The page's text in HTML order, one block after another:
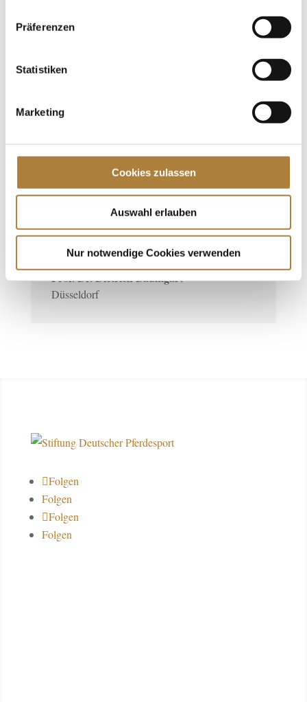
Präferenzen
Statistiken
Marketing
Cookies zulassen
Auswahl erlauben
Nur notwendige Cookies verwenden
digitaler Mittel und sozialer Medien dazu, um
Gerade in diesem Bereich würde ich mich
Unterstützung faszinieren und damit ein Stück
Last but not least steht der faire Umgang mit
dem Sportpartner Pferd und ein besonderes
Maß an Horsemanship und Teamgedanke ganz
oben auf der Prioritätenliste.“
Prof. Dr. Dietrich Baumgart
Düsseldorf
Folgen
Folgen
Folgen
Folgen